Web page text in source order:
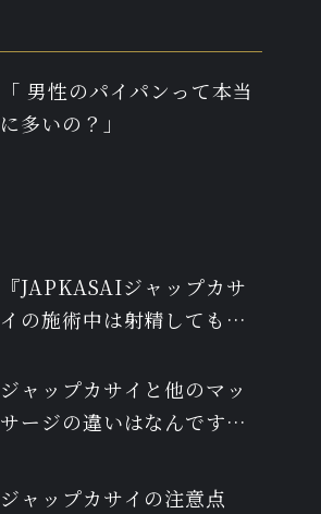
「 男性のパイパンって本当
に多いの？」
『JAPKASAIジャップカサ
イの施術中は射精しても大
ジャップカサイと他のマッ
サージの違いはなんです
ジャップカサイの注意点